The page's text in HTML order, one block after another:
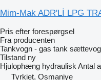
Mim-Mak ADR'Lİ LPG
Pris efter forespørgsel
Fra producenten
Tankvogn - gas tank
Tilstand ny
Hjulophæng hydraulisk Antal
Tyrkiet, Osmaniye